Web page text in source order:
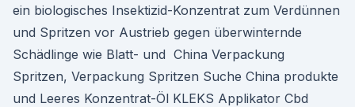
ein biologisches Insektizid-Konzentrat zum Verdünnen
und Spritzen vor Austrieb gegen überwinternde
Schädlinge wie Blatt- und China Verpackung
Spritzen, Verpackung Spritzen Suche China produkte
und Leeres Konzentrat-Öl KLEKS Applikator Cbd